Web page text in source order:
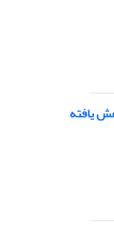
یافته